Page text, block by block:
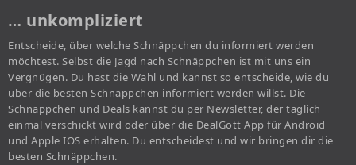
… unkompliziert
Entscheide, über welche Schnäppchen du informiert werden
möchtest. Selbst die Jagd nach Schnäppchen ist mit uns ein
Vergnügen. Du hast die Wahl und kannst so entscheide, wie du
über die besten Schnäppchen informiert werden willst. Die
Schnäppchen und Deals kannst du per Newsletter, der täglich
einmal verschickt wird oder über die DealGott App für Android
und Apple IOS erhalten. Du entscheidest und wir bringen dir die
besten Schnäppchen.